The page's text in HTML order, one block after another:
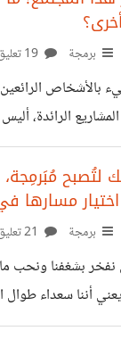
سيئ ؟ لتفهمني
أنا وأنت على
الطرف عنه -رغم
الأخير من لشخص
برمجة
بالأشخاص
الرائدة،
كماً وكيفاً 😔
سابق مجده ؟ ما
لتُصبح
مسارها
برمجة
بشغفنا ونحب
أننا سعداء
يوصلنا إلى سؤال